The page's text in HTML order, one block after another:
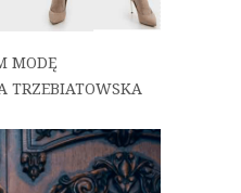
MODĘ
TRZEBIATOWSKA